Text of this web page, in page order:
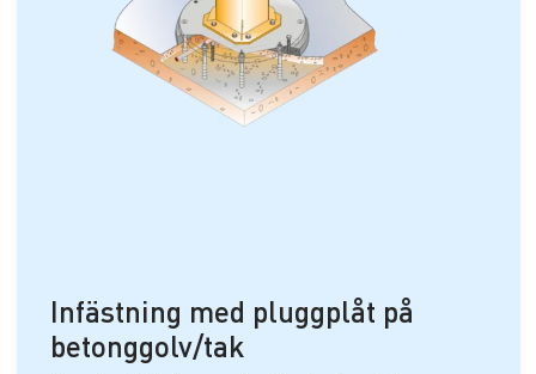
Infästning med pluggplåt på
betonggolv/tak